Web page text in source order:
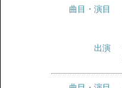
曲目・演目
出演